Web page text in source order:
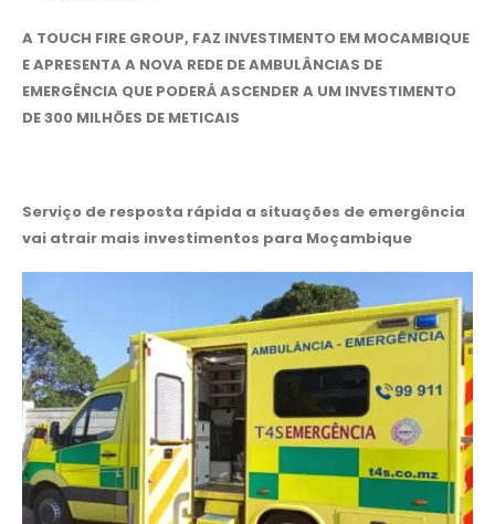
A TOUCH FIRE GROUP, FAZ INVESTIMENTO EM MOCAMBIQUE
E APRESENTA A NOVA REDE DE AMBULÂNCIAS DE
EMERGÊNCIA QUE PODERÁ ASCENDER A UM INVESTIMENTO
DE 300 MILHÕES DE METICAIS
Serviço de resposta rápida a situações de emergência
vai atrair mais investimentos para Moçambique